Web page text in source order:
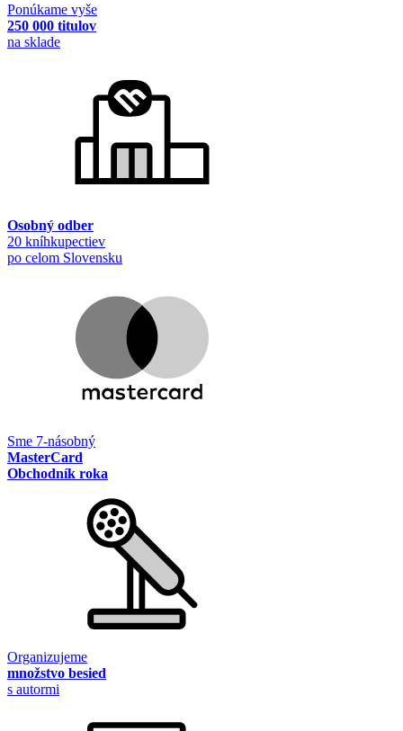
Ponúkame vyše
250 000 titulov
na sklade
Osobný odber
20 kníhkupectiev
po celom Slovensku
Sme 7-násobný
MasterCard
Obchodník roka
Organizujeme
množstvo besied
s autormi